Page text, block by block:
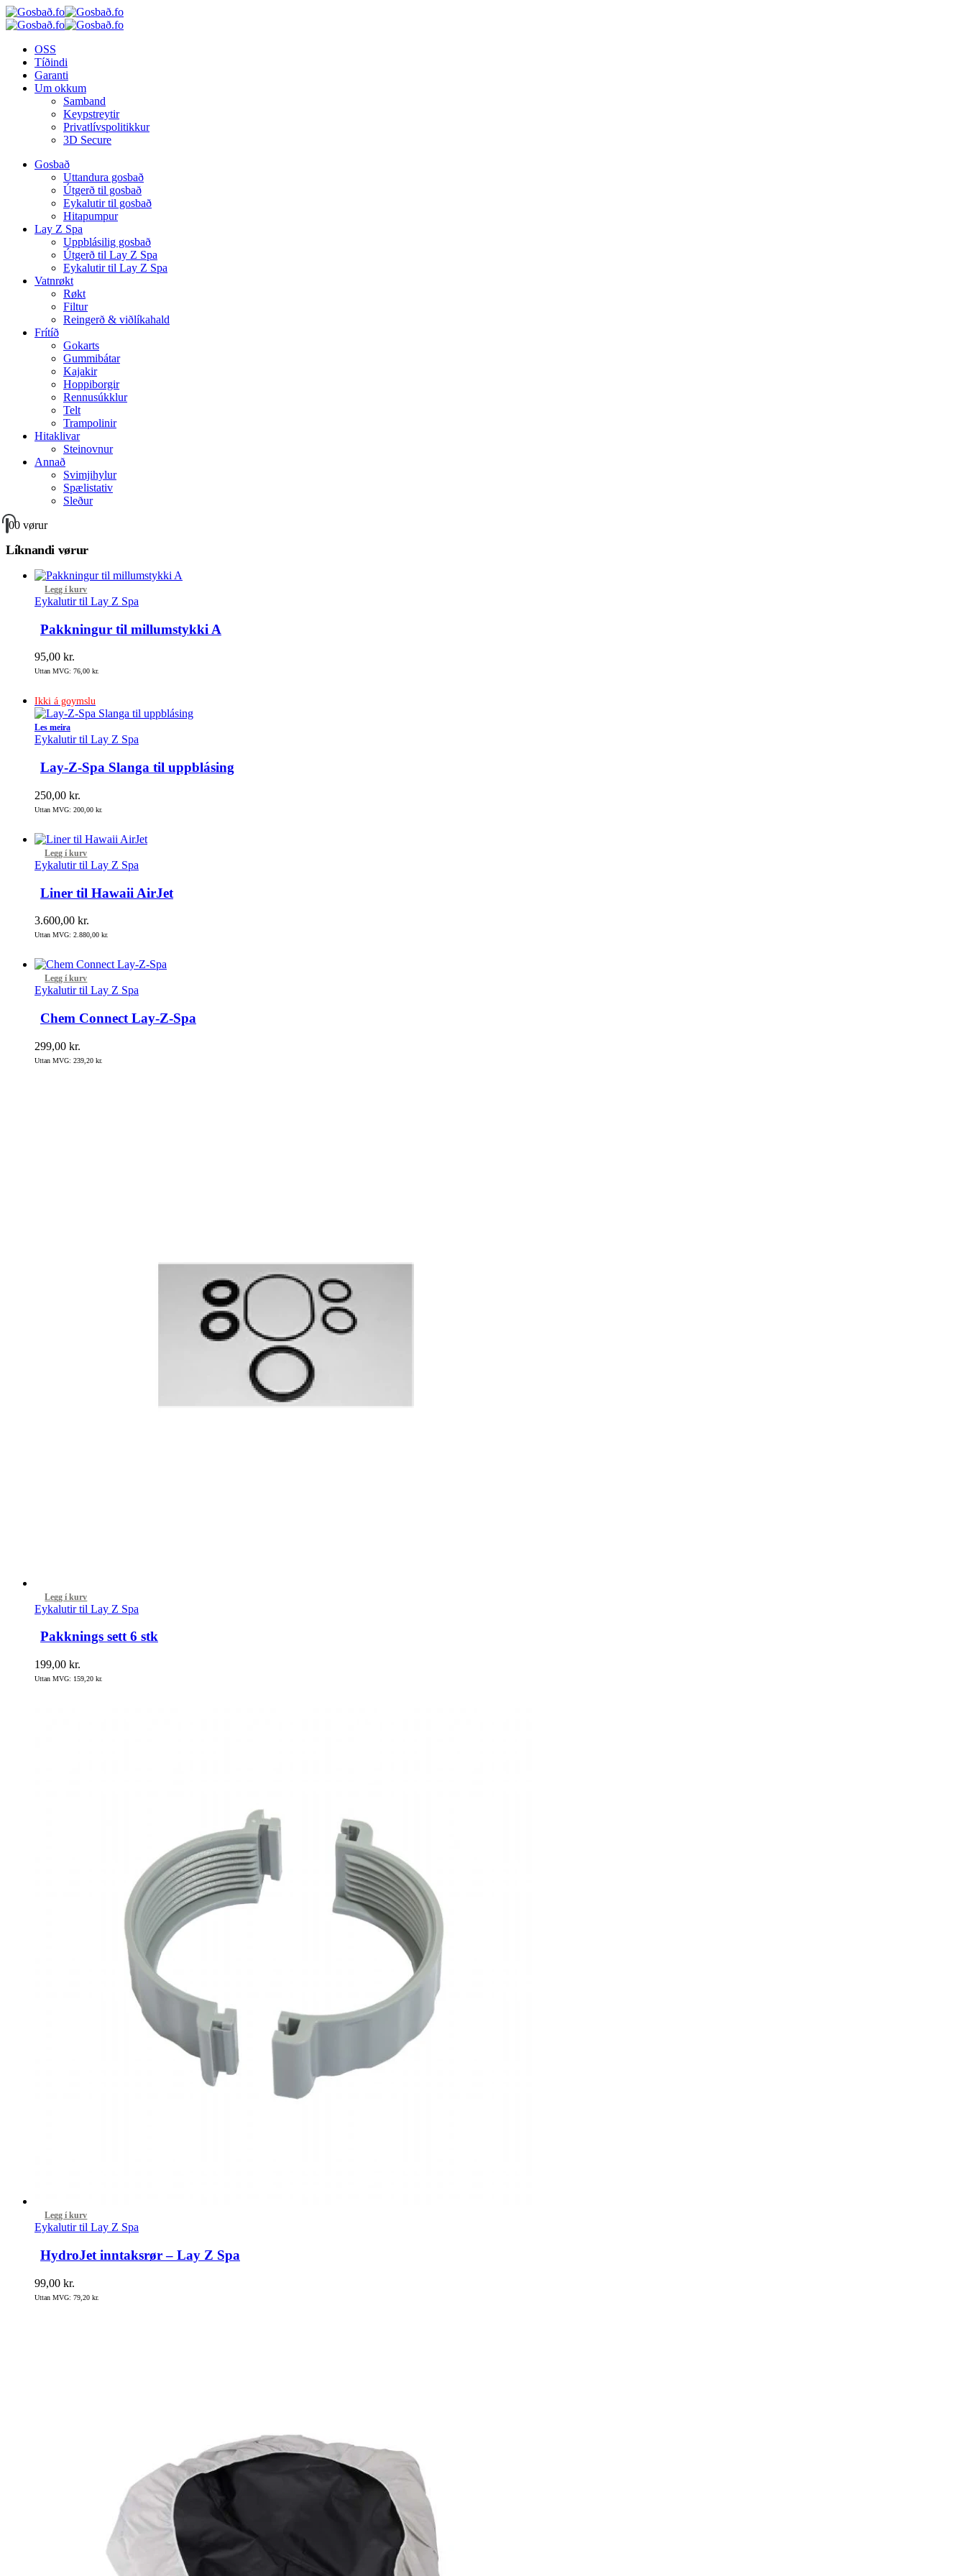
OSS
Tíðindi
Garanti
Um okkum
Samband
Keypstreytir
Privatlívspolitikkur
3D Secure
Gosbað
Uttandura gosbað
Útgerð til gosbað
Eykalutir til gosbað
Hitapumpur
Lay Z Spa
Uppblásilig gosbað
Útgerð til Lay Z Spa
Eykalutir til Lay Z Spa
Vatnrøkt
Røkt
Filtur
Reingerð & viðlíkahald
Frítíð
Gokarts
Gummibátar
Kajakir
Hoppiborgir
Rennusúkklur
Telt
Trampolinir
Hitaklivar
Steinovnur
Annað
Svimjihylur
Spælistativ
Sleður
00 vørur
Líknandi vørur
Legg í kurv
Eykalutir til Lay Z Spa
Pakkningur til millumstykki A
95,00 kr.
Uttan MVG: 76,00 kr.
Ikki á goymslu
Les meira
Eykalutir til Lay Z Spa
Lay-Z-Spa Slanga til uppblásing
250,00 kr.
Uttan MVG: 200,00 kr.
Legg í kurv
Eykalutir til Lay Z Spa
Liner til Hawaii AirJet
3.600,00 kr.
Uttan MVG: 2.880,00 kr.
Legg í kurv
Eykalutir til Lay Z Spa
Chem Connect Lay-Z-Spa
299,00 kr.
Uttan MVG: 239,20 kr.
Legg í kurv
Eykalutir til Lay Z Spa
Pakknings sett 6 stk
199,00 kr.
Uttan MVG: 159,20 kr.
Legg í kurv
Eykalutir til Lay Z Spa
HydroJet inntaksrør – Lay Z Spa
99,00 kr.
Uttan MVG: 79,20 kr.